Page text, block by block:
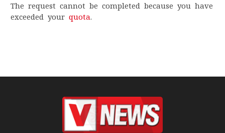
The request cannot be completed because you have
exceeded your quota.